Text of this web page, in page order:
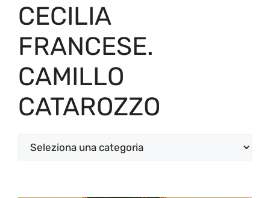
CECILIA
FRANCESE.
CAMILLO
CATAROZZO
Categorie